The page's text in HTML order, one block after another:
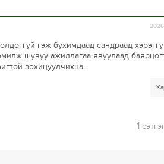
гэж бухимдаад сандраад
шувуу ажиллагаа явуулаад
зохицуулчихна.
1